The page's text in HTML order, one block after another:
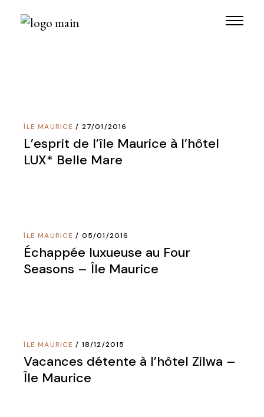
ÎLE MAURICE 27/01/2016
L’esprit de l’île Maurice à l’hôtel
LUX* Belle Mare
ÎLE MAURICE 05/01/2016
Échappée luxueuse au Four
Seasons – Île Maurice
ÎLE MAURICE 18/12/2015
Vacances détente à l’hôtel Zilwa –
Île Maurice